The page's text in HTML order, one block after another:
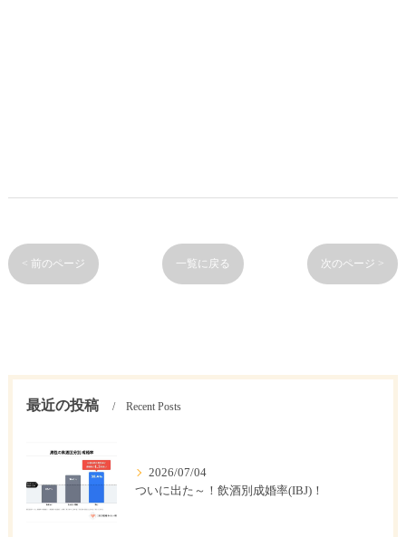
< 前のページ 一覧に戻る 次のページ >
最近の投稿 Recent Posts
2026/07/04
ついに出た～！飲酒別成婚率(IBJ)！